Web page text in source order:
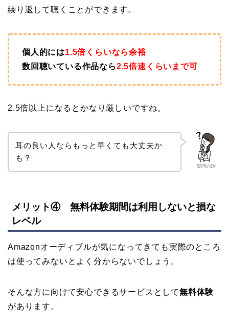
繰り返して聴くことができます。
個人的には1.5倍くらいなら余裕
数回聴いている作品なら2.5倍速くらいまで可
2.5倍以上になるとかなり厳しいですね。
疑問のDr
耳の良い人ならもっと早くても大丈夫か
も？
メリット④ 無料体験期間は利用しないと損な
レベル
Amazonオーディブルが気になってきても実際のところ
は使ってみないとよく分からないでしょう。
そんな方に向けて安心できるサービスとして無料体験
があります。